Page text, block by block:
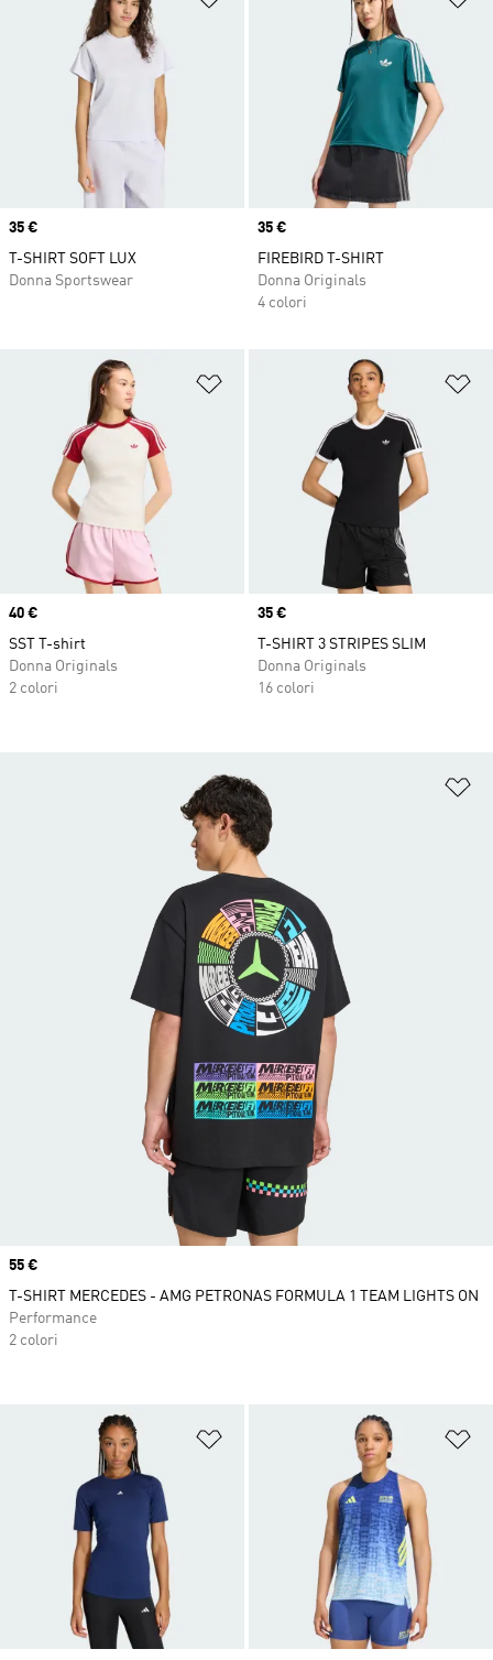
Price
35 €
T-SHIRT SOFT LUX
Donna Sportswear
Price
35 €
FIREBIRD T-SHIRT
Donna Originals
4 colori
Aggiungi alla lista dei desideri
Price
40 €
SST T-shirt
Donna Originals
2 colori
Price
35 €
T-SHIRT 3 STRIPES SLIM
Donna Originals
16 colori
Aggiungi alla lista dei desideri
Price
55 €
T-SHIRT MERCEDES - AMG PETRONAS FORMULA 1 TEAM LIGHTS ON
Performance
2 colori